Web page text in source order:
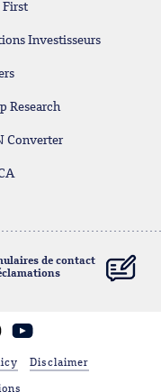
First
Investisseurs
Research
Converter
de contact
Disclaimer